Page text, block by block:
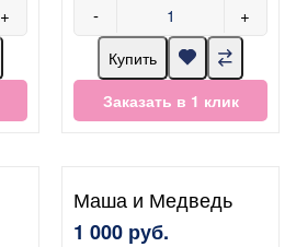
+ - +
Купить
Заказать в 1 клик
Маша и Медведь
1 000 руб.